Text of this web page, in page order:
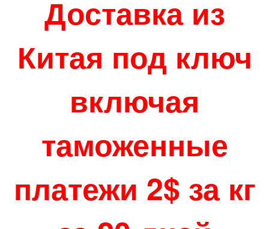
Доставка из
Китая под ключ
включая
таможенные
платежи 2$ за кг